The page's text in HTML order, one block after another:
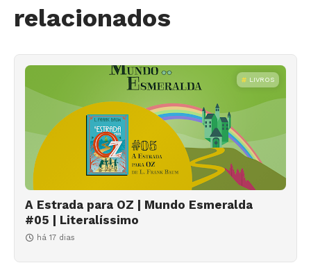
relacionados
LIVROS
A Estrada para OZ | Mundo Esmeralda
#05 | Literalíssimo
há 17 dias